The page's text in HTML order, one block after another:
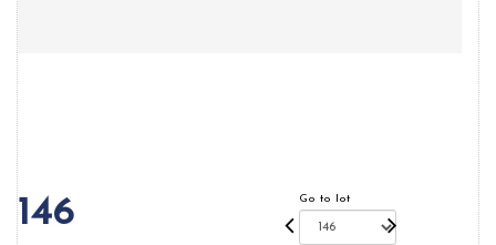
146 Go to lot